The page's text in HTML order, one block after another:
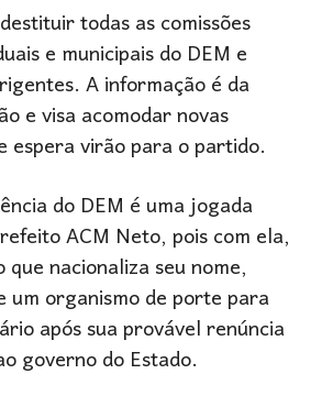
todas as comissões
e municipais do DEM e
A informação é da
e visa acomodar novas
espera virão para o partido.
do DEM é uma jogada
ACM Neto, pois com ela,
nacionaliza seu nome,
um organismo de porte para
após sua provável renúncia
governo do Estado.